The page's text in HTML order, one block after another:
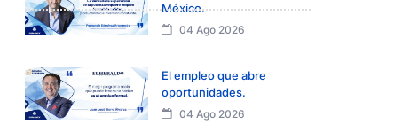
México.
04 Ago 2026
El empleo que abre
oportunidades.
04 Ago 2026